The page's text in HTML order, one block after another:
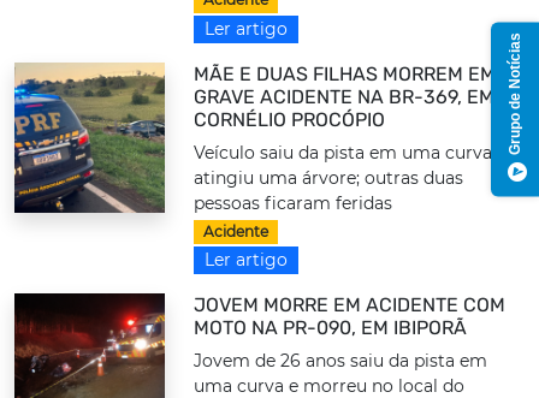
Ler artigo
MÃE E DUAS FILHAS MORREM EM
GRAVE ACIDENTE NA BR-369, EM
CORNÉLIO PROCÓPIO
Veículo saiu da pista em uma curva e
atingiu uma árvore; outras duas
pessoas ficaram feridas
Acidente
Ler artigo
JOVEM MORRE EM ACIDENTE COM
MOTO NA PR-090, EM IBIPORÃ
Jovem de 26 anos saiu da pista em
uma curva e morreu no local do
Grupo de Notícias